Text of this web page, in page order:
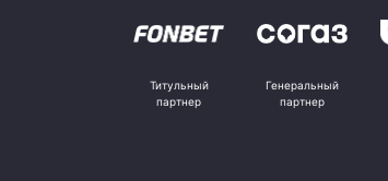
Титульный
партнер
Генеральный
партнер